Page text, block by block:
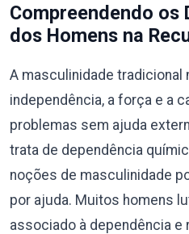
Compreendendo os
dos Homens na
A masculinidade tradicional
independência, a força e a
problemas sem ajuda
trata de dependência
noções de masculinidade
por ajuda. Muitos homens
associado à dependência